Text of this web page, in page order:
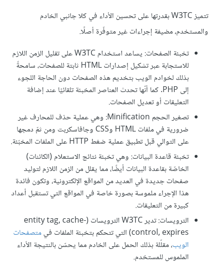
تتميز W3TC بقدرتها على تحسين الأداء في كلا جانبي الخادم
والمستخدم، مضيفة إجراءات غير متوفّرة أصلًا.
تخبئة الصفحات: يساعد استخدام W3TC على تقليل الزمن اللازم
للاستجابة عبر تشكيل إصدارات HTML ثابتة للصفحات، سامحةً
بذلك لخوادم الويب بتخديم هذه الصفحات دون الحاجة اللجوء
إلى PHP. كما أنّها تحدث العناصر المخبئة تلقائيًا عند إضافة
التعليقات أو تعديل الصفحات.
تصغير الحجم Minification: وهي عملية حذف للمحارف غير
ضرورية في ملفات HTML وCSS وجافاسكربت ومن ثمّ دمجها
على التوالي قبل تطبيق عملية ضغط HTTP على الملفات المخبّئة.
تخبئة قاعدة البيانات: وهي تخبئة نتائج الاستعلام (الكائنات)
الخاصّة بقاعدة البيانات أيضًا، مما يقلل من الزمن اللازم لتوليد
صفحات جديدة في العديد من المواقع الإلكترونية، وتكون فائدة
هذا الإجراء ملموسة بصورة خاصة في المواقع التي تستقبل أعداد
كبيرة من التعليقات.
الترويسات: تدير W3TC الترويسات (entity tag, cache-
control, expires) التي تتحكم بتخبئة الملفات في
متصفحات
الويب، مقلّلة بذلك الحمل على الخادم مما يحسّن بالنتيجة الأداء
الملموس للمستخدم.